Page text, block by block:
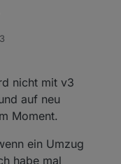
nicht mit v3
auf neu
Moment.
ein Umzug
habe mal